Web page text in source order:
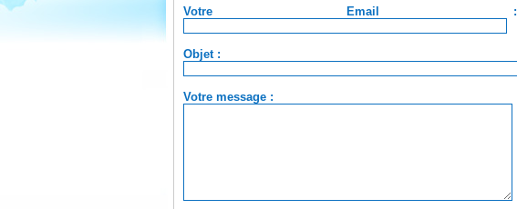
Votre Email :
Objet :
Votre message :